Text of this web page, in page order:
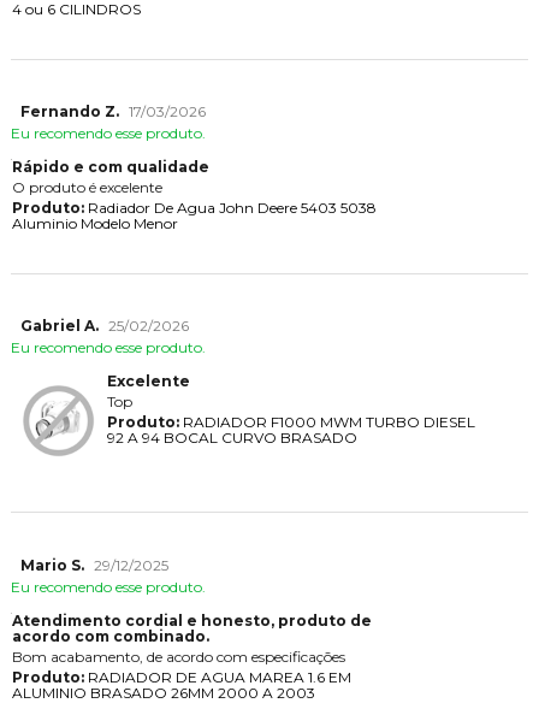
4 ou 6 CILINDROS
Fernando Z. 17/03/2026
Eu recomendo esse produto.
Rápido e com qualidade
O produto é excelente
Produto:Radiador De Agua John Deere 5403 5038
Aluminio Modelo Menor
Gabriel A. 25/02/2026
Eu recomendo esse produto.
Excelente
Top
Produto:RADIADOR F1000 MWM TURBO DIESEL
92 A 94 BOCAL CURVO BRASADO
Mario S. 29/12/2025
Eu recomendo esse produto.
Atendimento cordial e honesto, produto de
acordo com combinado.
Bom acabamento, de acordo com especificações
Produto:RADIADOR DE AGUA MAREA 1.6 EM
ALUMINIO BRASADO 26MM 2000 A 2003